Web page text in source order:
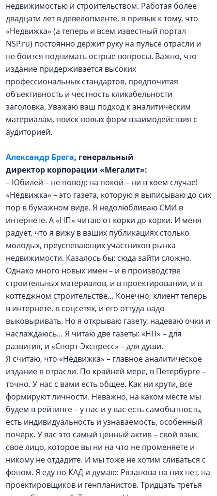
недвижимостью и строительством. Работая более
двадцати лет в девелопменте, я привык к тому, что
«Недвижка» (а теперь и всем известный портал
NSP.ru) постоянно держит руку на пульсе отрасли и
не боится поднимать острые вопросы. Важно, что
издание придерживается высоких
профессиональных стандартов, предпочитая
объективность и честность кликабельности
заголовка. Уважаю ваш подход к аналитическим
материалам, поиск новых форм взаимодействия с
аудиторией.
Александр Брега, генеральный
директор корпорации «Мегалит»:
– Юбилей – не повод: на покой – ни в коем случае!
«Недвижка» – это газета, которую я выписываю до сих
пор в бумажном виде. Я недолюбливаю СМИ в
интернете. А «НП» читаю от корки до корки. И меня
радует, что я вижу в ваших публикациях столько
молодых, преуспевающих участников рынка
недвижимости. Казалось бы: сюда зайти сложно.
Однако много новых имен – и в производстве
строительных материалов, и в проектировании, и в
коттеджном строительстве… Конечно, клиент теперь
в интернете, в соцсетях, и его оттуда надо
выковыривать. Но я открываю газету, надеваю очки и
наслаждаюсь… Я читаю две газеты: «НП» – для
развития, и «Спорт-Экспресс» – для души.
Я считаю, что «Недвижка» – главное аналитическое
издание в отрасли. По крайней мере, в Петербурге –
точно. У нас с вами есть общее. Как ни крути, все
формируют личности. Неважно, на каком месте мы
будем в рейтинге – у нас и у вас есть самобытность,
есть индивидуальность и узнаваемость, особенный
почерк. У вас это самый ценный актив – свой язык,
свое лицо, которое вы ни на что не променяете и
никому не отдадите. И мы тоже не хотим сливаться с
фоном. Я еду по КАД и думаю: Рязанова на них нет, на
проектировщиков и генпланистов. Тридцать третья